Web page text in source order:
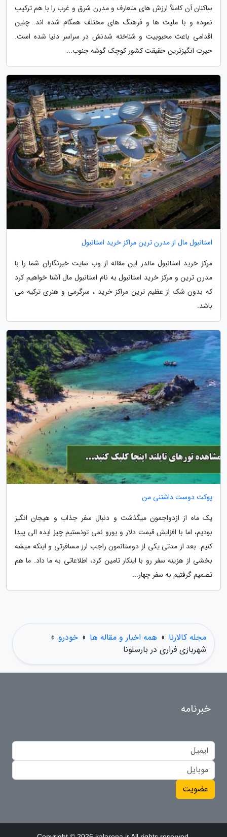
ساکنان آن کاملاً ارزش های متعارف و مدرن شرق و غرب را با هم ترکیب
نموده و با ملیت ها و فرهنگ های مختلف همگام شده اند. چنین
اقدامی باعث محبوبیت و شناخته شدنش در سراسر دنیا شده است.
حیرت انگیزترین حقیقت کشور کوچک گوشه جنوب...
استانبول مال از مدرن ترین مراکز خرید استانبول
مرکز خرید استانبول مالدر این مقاله از وب سایت خبرنگاران شما را با
مدرن ترین و مرکز خرید استانبول به نام استانبول مال آشنا خواهیم کرد
که بدون شک از عظیم ترین مراکز خرید ، سرگرمی و هنری ترکیه می
باشد.
پوکت دوست داشتنی من
یک ماه از ازدواجمون میگذشت و دنبال سفر جذاب و هیجان انگیز
بودیم، اما با افزایش قیمت دلار و یورو نمی تونستیم چیز ایده الی پیدا
کنیم. بعد از مدتی یکی از دوستانمون راجب ارز مسافرتی و اینکه میشه
بخشی از هزینه سفر رو با اینکار تامین کرد، اطلاعاتی به ما داد. ما هم
تصمیم گرفتیم به سفر چهار...
مجله کالارنا » همه اخبار و مقاله ها » خودرو »
شهربازی فراری در بارسلونا
خبرنامه
عضویت